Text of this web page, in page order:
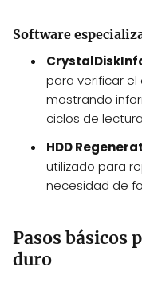
Software
para verificar
mostrando
ciclos de
HDD
utilizado para
necesidad de
Pasos básicos
duro